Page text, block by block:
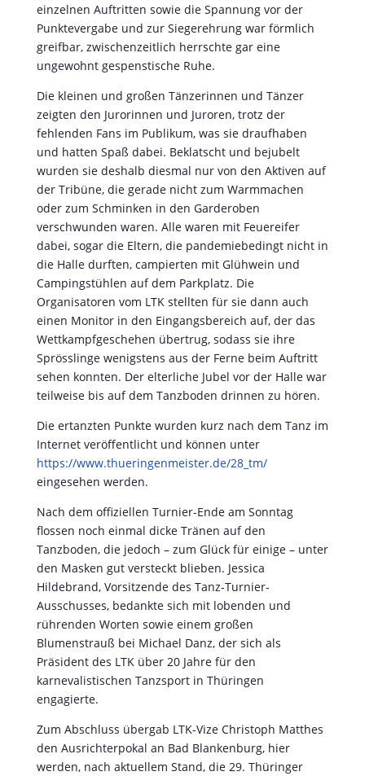
einzelnen Auftritten sowie die Spannung vor der
Punktevergabe und zur Siegerehrung war förmlich
greifbar, zwischenzeitlich herrschte gar eine
ungewohnt gespenstische Ruhe.
Die kleinen und großen Tänzerinnen und Tänzer
zeigten den Jurorinnen und Juroren, trotz der
fehlenden Fans im Publikum, was sie draufhaben
und hatten Spaß dabei. Beklatscht und bejubelt
wurden sie deshalb diesmal nur von den Aktiven auf
der Tribüne, die gerade nicht zum Warmmachen
oder zum Schminken in den Garderoben
verschwunden waren. Alle waren mit Feuereifer
dabei, sogar die Eltern, die pandemiebedingt nicht in
die Halle durften, campierten mit Glühwein und
Campingstühlen auf dem Parkplatz. Die
Organisatoren vom LTK stellten für sie dann auch
einen Monitor in den Eingangsbereich auf, der das
Wettkampfgeschehen übertrug, sodass sie ihre
Sprösslinge wenigstens aus der Ferne beim Auftritt
sehen konnten. Der elterliche Jubel vor der Halle war
teilweise bis auf dem Tanzboden drinnen zu hören.
Die ertanzten Punkte wurden kurz nach dem Tanz im
Internet veröffentlicht und können unter
https://www.thueringenmeister.de/28_tm/
eingesehen werden.
Nach dem offiziellen Turnier-Ende am Sonntag
flossen noch einmal dicke Tränen auf den
Tanzboden, die jedoch – zum Glück für einige – unter
den Masken gut versteckt blieben. Jessica
Hildebrand, Vorsitzende des Tanz-Turnier-
Ausschusses, bedankte sich mit lobenden und
rührenden Worten sowie einem großen
Blumenstrauß bei Michael Danz, der sich als
Präsident des LTK über 20 Jahre für den
karnevalistischen Tanzsport in Thüringen
engagierte.
Zum Abschluss übergab LTK-Vize Christoph Matthes
den Ausrichterpokal an Bad Blankenburg, hier
werden, nach aktuellem Stand, die 29. Thüringer